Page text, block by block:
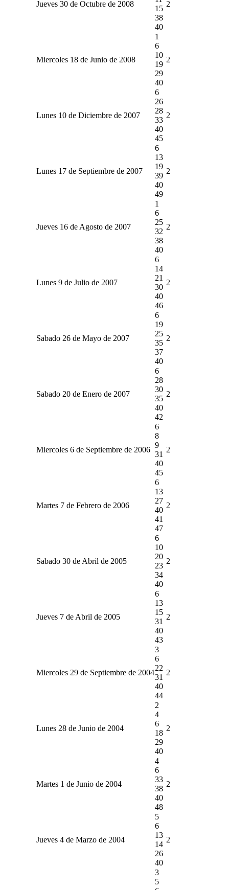
Jueves 30 de Octubre de 2008
15
38
40
2
Miercoles 18 de Junio de 2008
1
6
10
19
29
40
2
Lunes 10 de Diciembre de 2007
6
26
28
33
40
45
2
Lunes 17 de Septiembre de 2007
6
13
19
39
40
49
2
Jueves 16 de Agosto de 2007
1
6
25
32
38
40
2
Lunes 9 de Julio de 2007
6
14
21
30
40
46
2
Sabado 26 de Mayo de 2007
6
19
25
35
37
40
2
Sabado 20 de Enero de 2007
6
28
30
35
40
42
2
Miercoles 6 de Septiembre de 2006
6
8
9
31
40
45
2
Martes 7 de Febrero de 2006
6
13
27
40
41
47
2
Sabado 30 de Abril de 2005
6
10
20
23
34
40
2
Jueves 7 de Abril de 2005
6
13
15
31
40
43
2
Miercoles 29 de Septiembre de 2004
3
6
22
31
40
44
2
Lunes 28 de Junio de 2004
2
4
6
18
29
40
2
Martes 1 de Junio de 2004
4
6
33
38
40
48
2
Jueves 4 de Marzo de 2004
5
6
13
14
26
40
2
3
5